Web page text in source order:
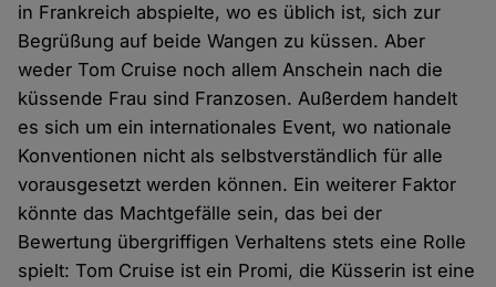
in Frankreich abspielte, wo es üblich ist, sich zur
Begrüßung auf beide Wangen zu küssen. Aber
weder Tom Cruise noch allem Anschein nach die
küssende Frau sind Franzosen. Außerdem handelt
es sich um ein internationales Event, wo nationale
Konventionen nicht als selbstverständlich für alle
vorausgesetzt werden können. Ein weiterer Faktor
könnte das Machtgefälle sein, das bei der
Bewertung übergriffigen Verhaltens stets eine Rolle
spielt: Tom Cruise ist ein Promi, die Küsserin ist eine